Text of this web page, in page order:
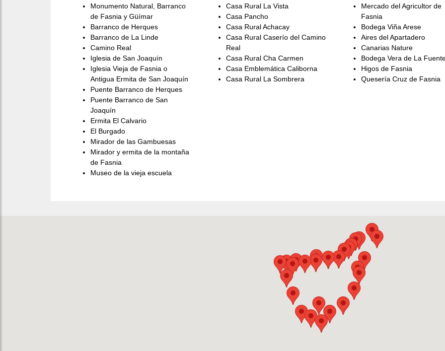
Monumento Natural, Barranco
de Fasnia y Güímar
Barranco de Herques
Barranco de La Linde
Camino Real
Iglesia de San Joaquín
Iglesia Vieja de Fasnia o
Antigua Ermita de San Joaquín
Puente Barranco de Herques
Puente Barranco de San
Joaquín
Ermita El Calvario
El Burgado
Mirador de las Gambuesas
Mirador y ermita de la montaña
de Fasnia
Museo de la vieja escuela
Casa Rural La Vista
Casa Pancho
Casa Rural Achacay
Casa Rural Caserío del Camino
Real
Casa Rural Cha Carmen
Casa Emblemática Caliborna
Casa Rural La Sombrera
Mercado del Agricultor de
Fasnia
Bodega Viña Arese
Aires del Apartadero
Canarias Nature
Bodega Vera de La
Higos de Fasnia
Quesería Cruz de Fasnia